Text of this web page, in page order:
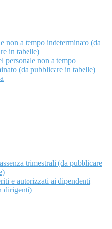
non a tempo indeterminato (da
in tabelle)
personale non a tempo
(da pubblicare in tabelle)
trimestrali (da pubblicare
e autorizzati ai dipendenti
dirigenti)